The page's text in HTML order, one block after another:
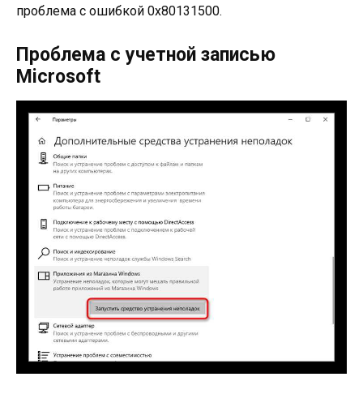
проблема с ошибкой 0x80131500.
Проблема с учетной записью
Microsoft